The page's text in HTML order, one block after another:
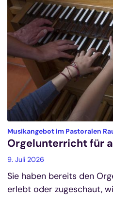
Musikangebot im Pastoralen
Orgelunterricht für
9. Juli 2026
Sie haben bereits den
erlebt oder zugeschaut,